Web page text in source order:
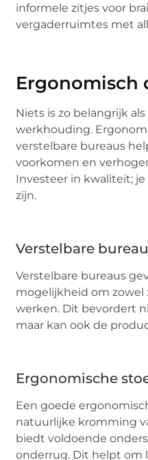
informele zitjes voor
vergaderruimtes met
Ergonomisch
Niets is zo belangrijk
werkhouding.
verstelbare bureaus
voorkomen en
Investeer in kwaliteit;
zijn.
Verstelbare
Verstelbare bureaus
mogelijkheid om zowel
werken. Dit bevordert
maar kan ook de
Ergonomische
Een goede
natuurlijke kromming
biedt voldoende
onderrug. Dit helpt om